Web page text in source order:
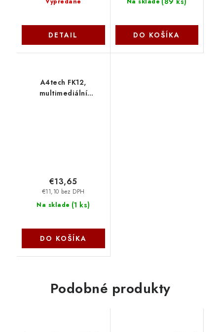
DETAIL DO KOŠÍKA
A4tech FK12,
multimediální
Na sklade (1 ks)
€11,10 bez DPH
€13,65
DO KOŠÍKA
Podobné produkty